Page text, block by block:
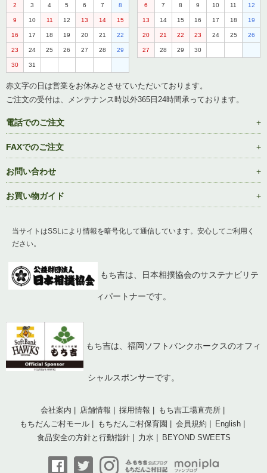
2 3 4 5 6 7 8
9 10 11 12 13 14 15
16 17 18 19 20 21 22
23 24 25 26 27 28 29
30 31
6 7 8 9 10 11 12
13 14 15 16 17 18 19
20 21 22 23 24 25 26
27 28 29 30
赤文字の日は営業をお休みとさせていただいております。
ご注文の受付は、メンテナンス時以外365日24時間承っております。
電話でのご注文
FAXでのご注文
お問い合わせ
お買い物ガイド
当サイトはSSLにより情報を暗号化して通信しています。安心してご利用く
ださい。
もち吉は、日本相撲協会のサステナビリテ
ィパートナーです。
もち吉は、福岡ソフトバンクホークスのオフィ
シャルスポンサーです。
会社案内 店舗情報 採用情報
もち吉工場直売所
もちだんご村モール
もちだんご村保育園 会員規約
English
食品安全の方針と行動指針
力水 BEYOND SWEETS